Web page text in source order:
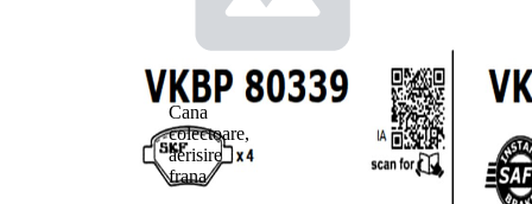
Cana
colectoare,
aerisire
frana